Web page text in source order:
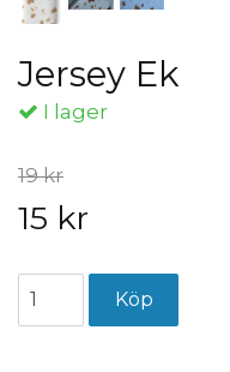
Jersey Ek
I lager
19 kr
15 kr